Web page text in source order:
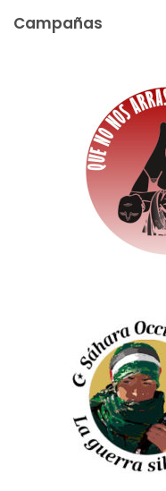
Campañas